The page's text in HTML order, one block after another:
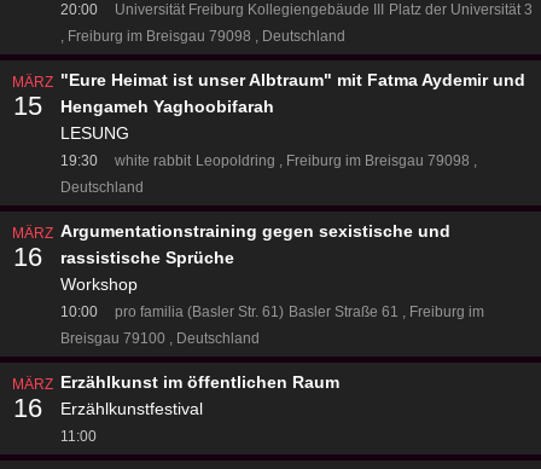
20:00 Universität Freiburg Kollegiengebäude III
Platz der Universität 3
Freiburg im Breisgau 79098
Deutschland
MÄRZ
15
"Eure Heimat ist unser Albtraum" mit Fatma Aydemir und
Hengameh Yaghoobifarah
LESUNG
19:30 white rabbit Leopoldring
Freiburg im Breisgau 79098
Deutschland
MÄRZ
16
Argumentationstraining gegen sexistische und
rassistische Sprüche
Workshop
10:00 pro familia (Basler Str. 61) Basler Straße 61
Freiburg im
Breisgau 79100
Deutschland
MÄRZ
16
Erzählkunst im öffentlichen Raum
Erzählkunstfestival
11:00